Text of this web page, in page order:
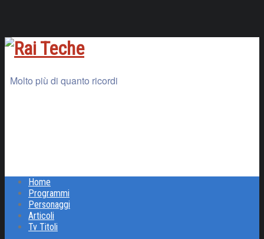
Molto più di quanto ricordi
Home
Programmi
Personaggi
Articoli
Tv Titoli